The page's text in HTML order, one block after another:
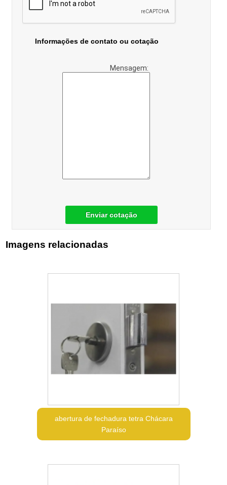
Informações de contato ou cotação
Mensagem:
Enviar cotação
Imagens relacionadas
abertura de fechadura tetra Chácara
Paraíso